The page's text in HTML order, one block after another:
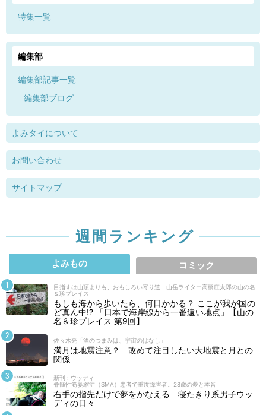
特集一覧
編集部
編集部記事一覧
編集部ブログ
よみタイについて
お問い合わせ
サイトマップ
週間ランキング
よみもの コミック
目指すは山頂よりも、おもしろい寄り道 山岳ライター高橋庄太郎の山の名
＆珍プレイス
もしも海から歩いたら、何日かかる？ ここが我が国の
ど真ん中!? 「日本で海岸線から一番遠い地点」【山の
名＆珍プレイス 第9回】
佐々木亮「酒のつまみは、宇宙のはなし」
満月は地震注意？ 改めて注目したい大地震と月との
関係
新刊 : ウッディ
脊髄性筋萎縮症（SMA）患者で重度障害者。28歳の夢と本音
右手の指先だけで夢をかなえる 寝たきり系男子ウッ
ディの日々